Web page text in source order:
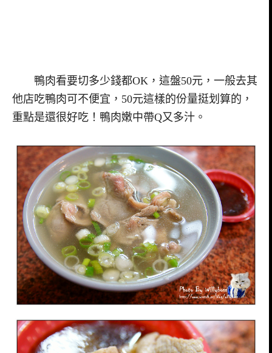
鴨肉看要切多少錢都OK，這盤50元，一般去其
他店吃鴨肉可不便宜，50元這樣的份量挺划算的，
重點是還很好吃！鴨肉嫩中帶Q又多汁。